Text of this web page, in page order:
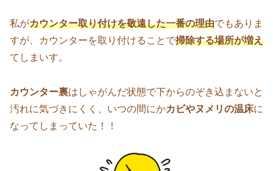
私がカウンター取り付けを敬遠した一番の理由でもありま
すが、カウンターを取り付けることで掃除する場所が増え
てしまいす。
カウンター裏はしゃがんだ状態で下からのぞき込まないと
汚れに気づきにくく、いつの間にかカビやヌメリの温床に
なってしまっていた！！